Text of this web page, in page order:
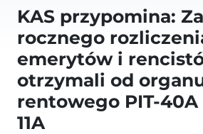
KAS przypomina:
rocznego
emerytów i
otrzymali od
rentowego PIT-40A
11A